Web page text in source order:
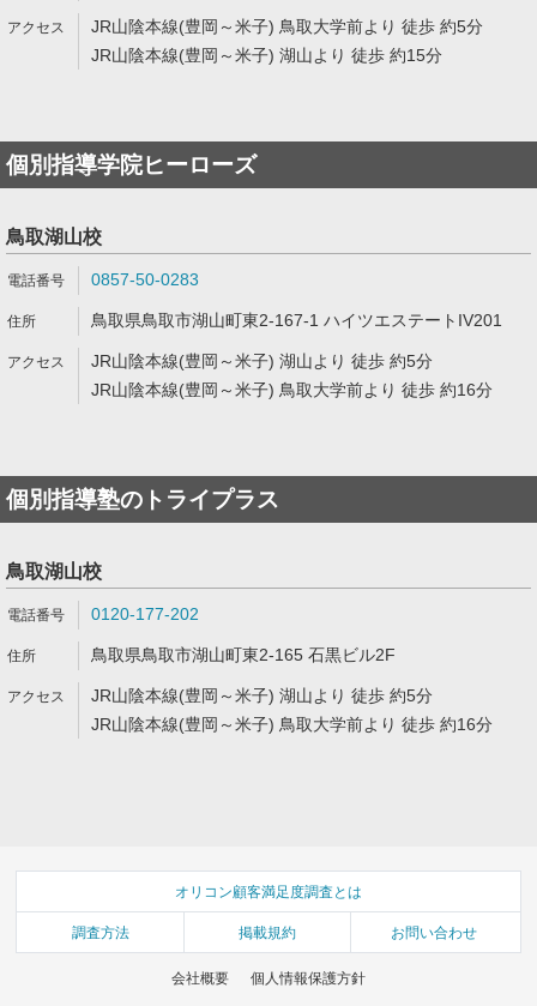
JR山陰本線(豊岡～米子) 鳥取大学前より 徒歩 約5分
JR山陰本線(豊岡～米子) 湖山より 徒歩 約15分
個別指導学院ヒーローズ
鳥取湖山校
0857-50-0283
鳥取県鳥取市湖山町東2-167-1 ハイツエステートIV201
JR山陰本線(豊岡～米子) 湖山より 徒歩 約5分
JR山陰本線(豊岡～米子) 鳥取大学前より 徒歩 約16分
個別指導塾のトライプラス
鳥取湖山校
0120-177-202
鳥取県鳥取市湖山町東2-165 石黒ビル2F
JR山陰本線(豊岡～米子) 湖山より 徒歩 約5分
JR山陰本線(豊岡～米子) 鳥取大学前より 徒歩 約16分
オリコン顧客満足度調査とは
調査方法 掲載規約 お問い合わせ
会社概要 個人情報保護方針